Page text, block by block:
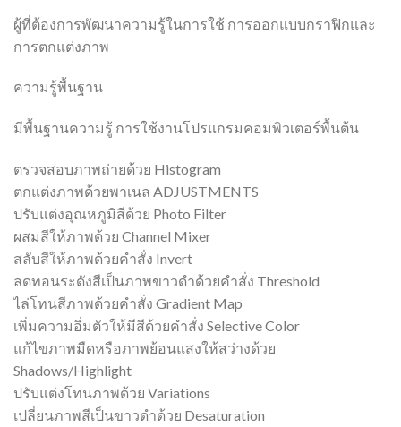
ผู้ที่ต้องการพัฒนาความรู้ในการใช้ การออกแบบกราฟิกและ
การตกแต่งภาพ
ความรู้พื้นฐาน
มีพื้นฐานความรู้ การใช้งานโปรแกรมคอมพิวเตอร์พื้นต้น
ตรวจสอบภาพถ่ายด้วย Histogram
ตกแต่งภาพด้วยพาเนล ADJUSTMENTS
ปรับแต่งอุณหภูมิสีด้วย Photo Filter
ผสมสีให้ภาพด้วย Channel Mixer
สลับสีให้ภาพด้วยคำสั่ง Invert
ลดทอนระดังสีเป็นภาพขาวดำด้วยคำสั่ง Threshold
ไล่โทนสีภาพด้วยคำสั่ง Gradient Map
เพิ่มความอิ่มตัวให้มีสีด้วยคำสั่ง Selective Color
แก้ไขภาพมืดหรือภาพย้อนแสงให้สว่างด้วย
Shadows/Highlight
ปรับแต่งโทนภาพด้วย Variations
เปลี่ยนภาพสีเป็นขาวดำด้วย Desaturation